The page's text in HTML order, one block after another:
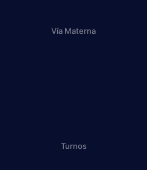
Vía Materna
Turnos